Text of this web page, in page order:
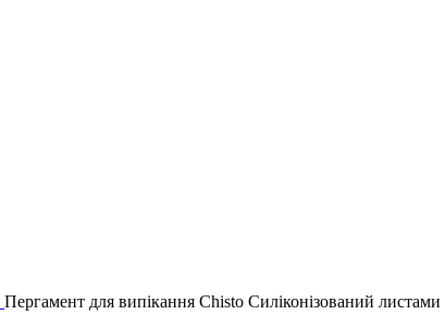
Пергамент для випікання Chisto Силіконізований